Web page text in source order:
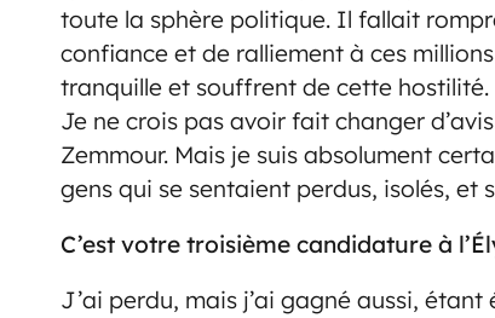
toute la sphère politique. Il fallait
confiance et de ralliement à ces
tranquille et souffrent de cette hostilité.
Je ne crois pas avoir fait changer
Zemmour. Mais je suis absolument
gens qui se sentaient perdus, isolés, et
C’est votre troisième candidature à
J’ai perdu, mais j’ai gagné aussi,